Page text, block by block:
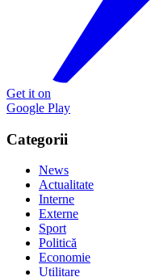
Get it on
Google Play
Categorii
News
Actualitate
Interne
Externe
Sport
Politică
Economie
Utilitare